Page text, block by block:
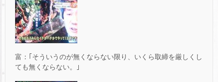
富：｢そういうのが無くならない限り、いくら取締を厳しくし
ても無くならない。｣